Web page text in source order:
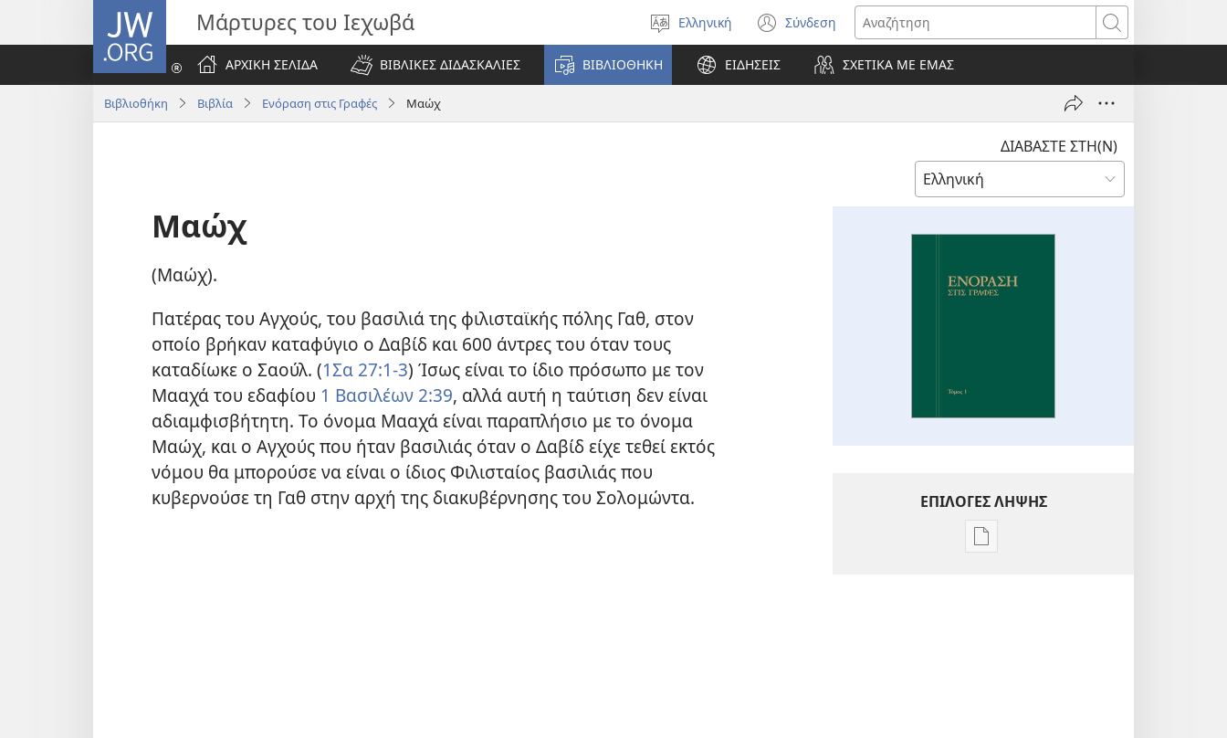
JW.ORG Μάρτυρες του Ιεχωβά
Επιλέξτε
γλώσσα
Ελληνική Σύνδεση
(ανοίγει
νέο
παράθυρο)
Αναζήτηση
ΑΡΧΙΚΗ ΣΕΛΙΔΑ
ΒΙΒΛΙΚΕΣ ΔΙΔΑΣΚΑΛΙΕΣ ΒΙΒΛΙΟΘΗΚΗ ΕΙΔΗΣΕΙΣ ΣΧΕΤΙΚΑ ΜΕ ΕΜΑΣ
Βιβλιοθήκη Βιβλία Ενόραση στις Γραφές Μαώχ
ΔΙΑΒΑΣΤΕ ΣΤΗ(Ν)
Μαώχ
(Μαώχ).
Πατέρας του Αγχούς, του βασιλιά της φιλισταϊκής πόλης Γαθ, στον
οποίο βρήκαν καταφύγιο ο Δαβίδ και 600 άντρες του όταν τους
καταδίωκε ο Σαούλ. (1Σα 27:1-3) Ίσως είναι το ίδιο πρόσωπο με τον
Μααχά του εδαφίου 1 Βασιλέων 2:39, αλλά αυτή η ταύτιση δεν είναι
αδιαμφισβήτητη. Το όνομα Μααχά είναι παραπλήσιο με το όνομα
Μαώχ, και ο Αγχούς που ήταν βασιλιάς όταν ο Δαβίδ είχε τεθεί εκτός
νόμου θα μπορούσε να είναι ο ίδιος Φιλισταίος βασιλιάς που
κυβερνούσε τη Γαθ στην αρχή της διακυβέρνησης του Σολομώντα.
ΕΠΙΛΟΓΕΣ ΛΗΨΗΣ
Επιλογές